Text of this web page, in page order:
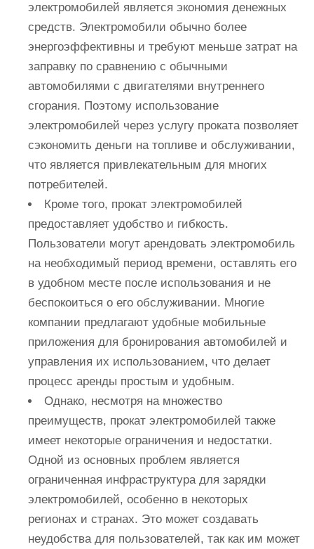
электромобилей является экономия денежных
средств. Электромобили обычно более
энергоэффективны и требуют меньше затрат на
заправку по сравнению с обычными
автомобилями с двигателями внутреннего
сгорания. Поэтому использование
электромобилей через услугу проката позволяет
сэкономить деньги на топливе и обслуживании,
что является привлекательным для многих
потребителей.
Кроме того, прокат электромобилей
предоставляет удобство и гибкость.
Пользователи могут арендовать электромобиль
на необходимый период времени, оставлять его
в удобном месте после использования и не
беспокоиться о его обслуживании. Многие
компании предлагают удобные мобильные
приложения для бронирования автомобилей и
управления их использованием, что делает
процесс аренды простым и удобным.
Однако, несмотря на множество
преимуществ, прокат электромобилей также
имеет некоторые ограничения и недостатки.
Одной из основных проблем является
ограниченная инфраструктура для зарядки
электромобилей, особенно в некоторых
регионах и странах. Это может создавать
неудобства для пользователей, так как им может